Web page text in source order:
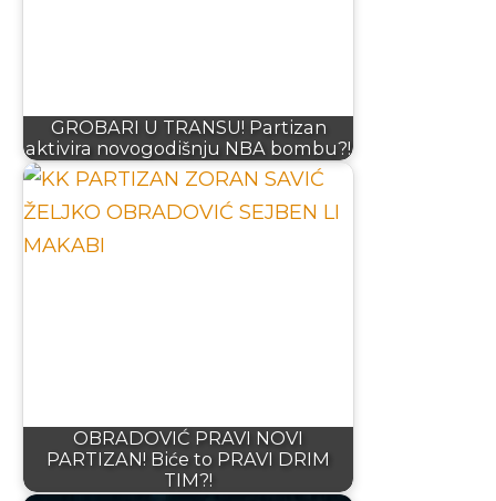
GROBARI U TRANSU! Partizan
aktivira novogodišnju NBA bombu?!
OBRADOVIĆ PRAVI NOVI
PARTIZAN! Biće to PRAVI DRIM
TIM?!